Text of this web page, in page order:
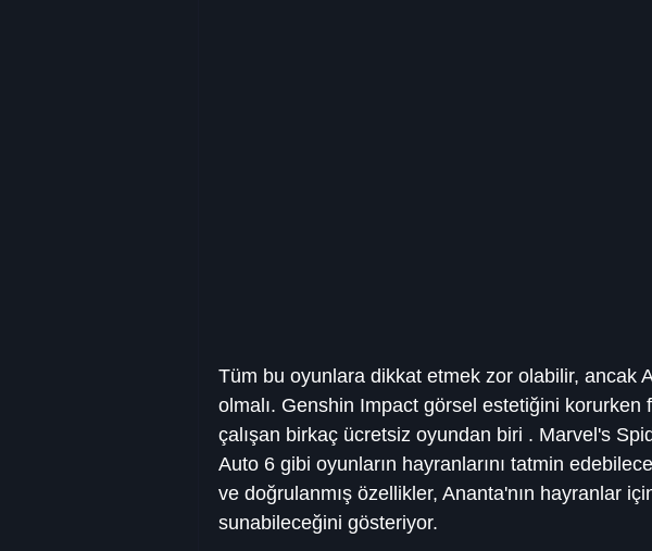
Tüm bu oyunlara dikkat etmek zor olabilir, ancak
olmalı. Genshin Impact görsel estetiğini korurken
çalışan birkaç ücretsiz oyundan biri . Marvel's
Auto 6 gibi oyunların hayranlarını tatmin
ve doğrulanmış özellikler, Ananta'nın hayranlar
sunabileceğini gösteriyor.